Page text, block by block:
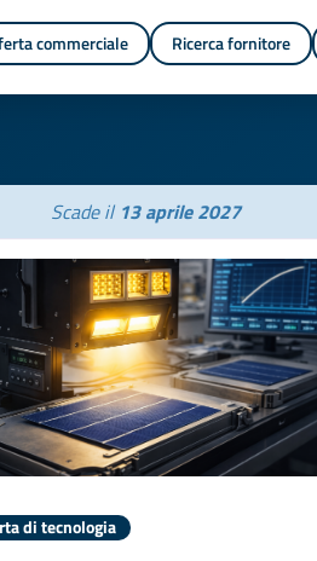
commerciale Ricerca fornitore
Scade il 13 aprile 2027
di tecnologia